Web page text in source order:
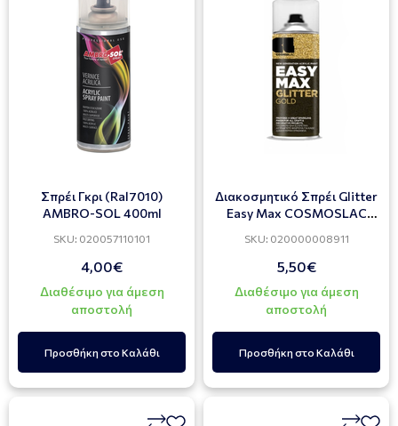
Σπρέι Γκρι (Ral7010)
AMBRO-SOL 400ml
SKU: 020057110101
4,00€
Διαθέσιμο για άμεση
αποστολή
Προσθήκη στο Καλάθι
Διακοσμητικό Σπρέι Glitter
Easy Max COSMOSLAC
SKU: 020000008911
5,50€
Διαθέσιμο για άμεση
αποστολή
Προσθήκη στο Καλάθι